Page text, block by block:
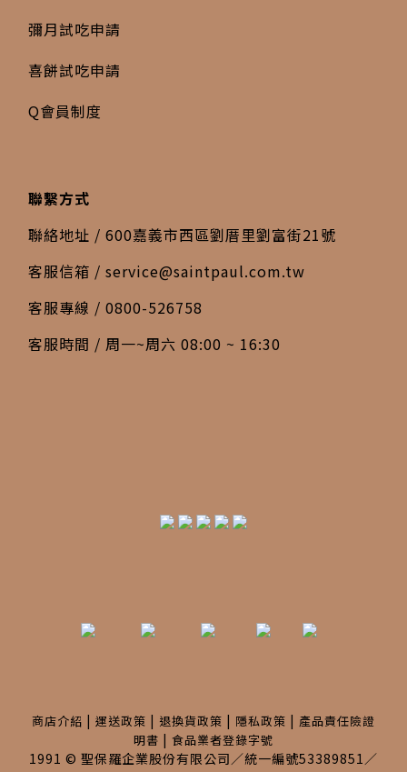
彌月試吃申請
喜餅試吃申請
Q會員制度
聯繫方式
聯絡地址 / 600嘉義市西區劉厝里劉富街21號
客服信箱 / service@saintpaul.com.tw
客服專線 / 0800-526758
客服時間 / 周一~周六 08:00 ~ 16:30
商店介紹 | 運送政策 | 退換貨政策 | 隱私政策 | 產品責任險證
明書 | 食品業者登錄字號
1991 © 聖保羅企業股份有限公司／統一編號53389851／